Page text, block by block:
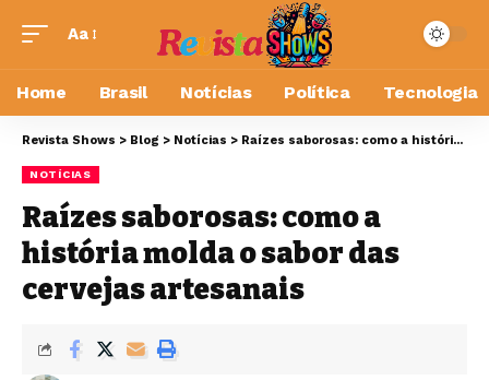
Aa
Home Brasil Notícias Política Tecnologia
Revista Shows > Blog > Notícias > Raízes saborosas: como a história molda o sabor das cervejas artesanais
NOTÍCIAS
Raízes saborosas: como a
história molda o sabor das
cervejas artesanais